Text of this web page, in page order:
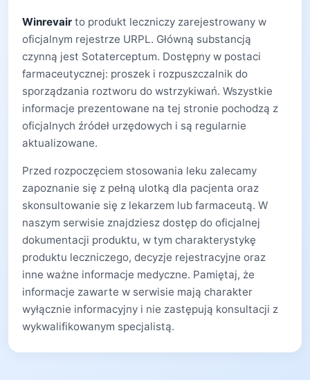
Winrevair to produkt leczniczy zarejestrowany w
oficjalnym rejestrze URPL. Główną substancją
czynną jest Sotaterceptum. Dostępny w postaci
farmaceutycznej: proszek i rozpuszczalnik do
sporządzania roztworu do wstrzykiwań. Wszystkie
informacje prezentowane na tej stronie pochodzą z
oficjalnych źródeł urzędowych i są regularnie
aktualizowane.
Przed rozpoczęciem stosowania leku zalecamy
zapoznanie się z pełną ulotką dla pacjenta oraz
skonsultowanie się z lekarzem lub farmaceutą. W
naszym serwisie znajdziesz dostęp do oficjalnej
dokumentacji produktu, w tym charakterystykę
produktu leczniczego, decyzje rejestracyjne oraz
inne ważne informacje medyczne. Pamiętaj, że
informacje zawarte w serwisie mają charakter
wyłącznie informacyjny i nie zastępują konsultacji z
wykwalifikowanym specjalistą.